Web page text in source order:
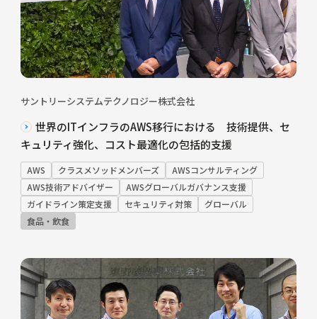
サントリーシステムテクノロジー株式会社
世界のITインフラのAWS移行における 技術提供、セ
キュリティ強化、コスト最適化の包括的支援
AWS クラスメソッドメンバーズ
AWSコンサルティング
AWS技術アドバイザー
AWSグローバルガバナンス支援
ガイドライン策定支援
セキュリティ対策
グローバル
食品・飲食